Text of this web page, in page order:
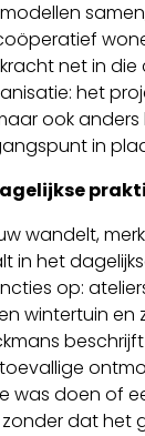
net in
het
ook
in
wandelt,
in het
op:
wintertuin en
was doen of
dat het